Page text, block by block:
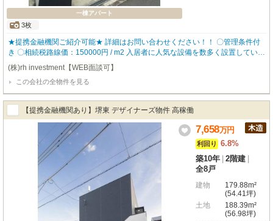
一棟アパート
3枚
★提携金融機関ご紹介可能★ 詳細はお問い合わせください！！ 〇管理条件付
き 〇相続税路線価：150000円 / m2 入居者に人気な設備を数多く設置している
ので、入居率も高く どなたにも気に入って頂ける物件となっております。 ▼
物件仕様▼ ☆全室IoT完備の利便性が高いアパート ・スマホ対応可能なオート
ロック ・窓に取り付ける防犯センサー ・あらゆる家電が操作できるスマート
リモコン ・バストイレ別 ・追い炊き機能 ・独立洗面台 ・TVモニタ付きイン
ターホン 【robothomeグループ】 ・東証上場企業グループ会社 ・仕入、設
計、施工、販売、管理、ワンストップ ・金融機関のご相談も承ります。
(株)rh investment【WEB面談可】
この会社の全物件を見る
【提携金融機関あり】堺東 デザイナーズ物件 高稼働
7,658万円
利回り
6.8%
築10年 2階建
全8戸
建物
179.88m²
(54.41坪)
土地
188.39m²
(56.98坪)